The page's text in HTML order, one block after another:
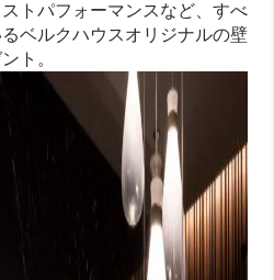
トパフォーマンスなど、すべ
ベルクハウスオリジナルの壁
ト。